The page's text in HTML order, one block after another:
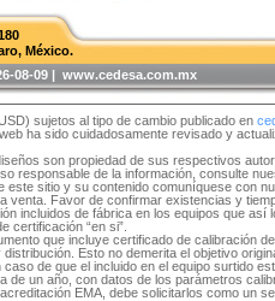
México.
08-09 | www.cedesa.com.mx
sujetos al tipo de cambio publicado en
ha sido cuidadosamente revisado y
son propiedad de sus respectivos
responsable de la información, consulte
este sitio y su contenido comuníquese con
venta. Favor de confirmar existencias y
incluidos de fábrica en los equipos que
certificación “en si”.
que incluye certificado de calibración
Esto no demerita el objetivo
de que el incluido en el equipo surtido
de un año, con datos de los parámetros
EMA, debe solicitarlos como un